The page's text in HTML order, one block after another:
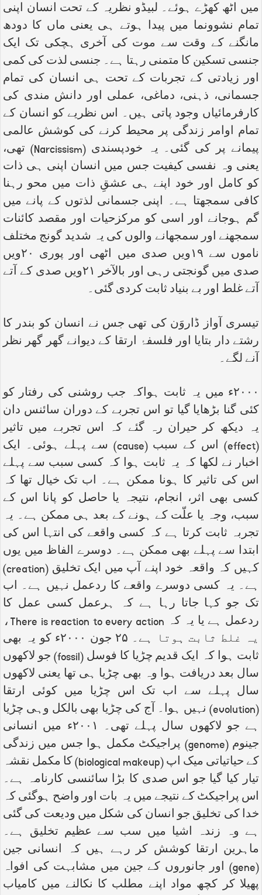
میں اٹھ کھڑے ہوئے۔ لبیڈو نظریہ کے تحت انسان اپنی
تمام نشوونما میں پیدا ہوتے ہی یعنی ماں کا دودھ
مانگنے کے وقت سے موت کی آخری ہچکی تک ایک
جنسی تسکین کا متمنی رہتا ہے۔ جنسی لذت کی کمی
اور زیادتی کے تجربات کے تحت ہی انسان کی تمام
جسمانی، ذہنی، دماغی، عملی اور دانش مندی کی
کارفرمائیاں وجود پاتی ہیں۔ اس نظریے کو انسان کے
تمام اوامر زندگی پر محیط کرنے کی کوشش عالمی
پیمانے پر کی گئی۔ یہ خودپسندی (Narcissism) تھی،
یعنی وہ نفسی کیفیت جس میں انسان اپنی ہی ذات
کو کامل اور خود اپنے ہی عشقِ ذات میں محو رہنا
کافی سمجھتا ہے۔ اپنی جسمانی لذتوں کے پانے میں
گم ہوجانے اور اسی کو مرکزحیات اور مقصد کائنات
سمجھنے اور سمجھانے والوں کی یہ شدید گونج مختلف
ناموں سے ۱۹ویں صدی میں اٹھی اور پوری ۲۰ویں
صدی میں گونجتی رہی اور بالآخر ۲۱ویں صدی کے آتے
آتے غلط اور بے بنیاد ثابت کردی گئی۔
تیسری آواز ڈاروَن کی تھی جس نے انسان کو بندر کا
رشتے دار بتایا اور فلسفۂ ارتقا کے دیوانے گھر گھر نظر
آنے لگے۔
۲۰۰۰ء میں یہ ثابت ہواکہ جب روشنی کی رفتار کو
کئی گنا بڑھایا گیا تو اس تجربے کے دوران سائنس دان
یہ دیکھ کر حیران رہ گئے کہ اس تجربے میں تاثیر
(
effect) اس کے سبب (cause) سے پہلے ہوئی۔ ایک
اخبار نے لکھا کہ یہ ثابت ہوا کہ کسی سبب سے پہلے
اس کی تاثیر کا ہونا ممکن ہے۔ اب تک خیال تھا کہ
کسی بھی اثر، انجام، نتیجہ یا حاصل کو پانا اس کے
سبب، وجہ یا علّت کے ہونے کے بعد ہی ممکن ہے۔ یہ
تجربہ ثابت کرتا ہے کہ کسی واقعے کی انتہا اس کی
ابتدا سے پہلے بھی ممکن ہے۔ دوسرے الفاظ میں یوں
کہیں کہ واقعہ خود اپنے آپ میں ایک تخلیق (creation
)
ہے۔ یہ کسی دوسرے واقعے کا ردعمل نہیں ہے۔ اب
تک جو کہا جاتا رہا ہے کہ ہرعمل کسی عمل کا
ردعمل ہے یا یہ کہ There is reaction to every action،
یہ غلط ثابت ہوتا ہے۔ ۲۵ جون ۲۰۰۰ء کو یہ بھی
ثابت ہوا کہ ایک قدیم چڑیا کا فوسل (fossil) جو لاکھوں
سال بعد دریافت ہوا وہ بھی چڑیا ہی تھا یعنی لاکھوں
سال پہلے سے اب تک اس چڑیا میں کوئی ارتقا
(
evolution) نہیں ہوا۔ آج کی چڑیا بھی بالکل وہی چڑیا
ہے جو لاکھوں سال پہلے تھی۔ ۲۰۰۱ء میں انسانی
جینوم (genome) پراجیکٹ مکمل ہوا جس میں زندگی
کے حیاتیاتی میک اپ (biological makeup) کا مکمل نقشہ
تیار کیا گیا جو اس صدی کا بڑا سائنسی کارنامہ ہے۔
اس پراجیکٹ کے نتیجے میں یہ بات اور واضح ہوگئی کہ
خدا کی تخلیق جو انسان کی شکل میں ودیعت کی گئی
ہے وہ زندہ اشیا میں سب سے عظیم تخلیق ہے۔
ماہرین ارتقا کوشش کر رہے ہیں کہ انسانی جین
(
gene) اور جانوروں کے جین میں مشابہت کی افواہ
پھیلا کر کچھ مواد اپنے مطلب کا نکالنے میں کامیاب